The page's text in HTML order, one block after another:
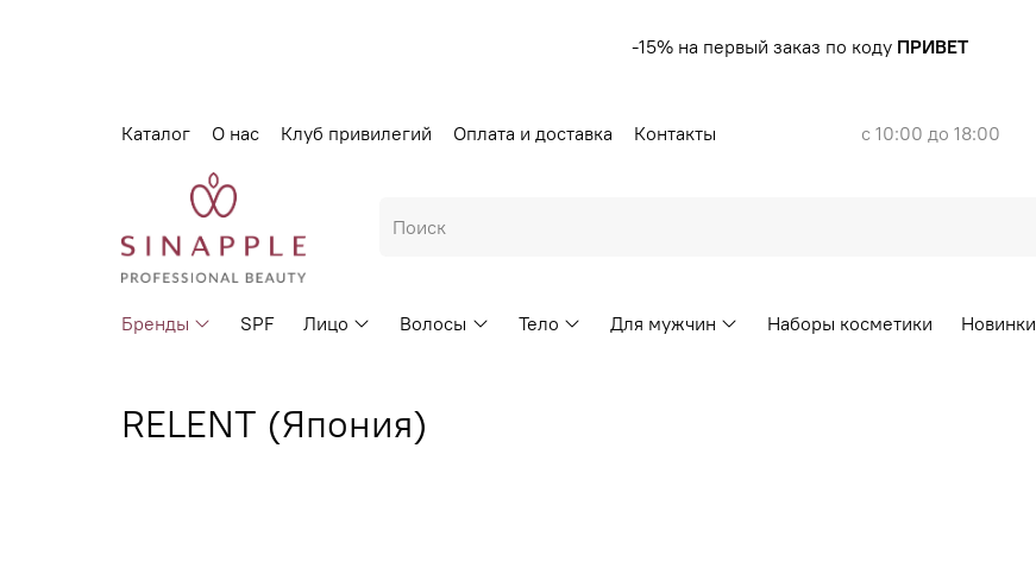
-15% на первый заказ по коду ПРИВЕТ
Каталог О нас Клуб привилегий Оплата и доставка Контакты с 10:00 до 18:00
Бренды SPF Лицо Волосы Тело Для мужчин Наборы косметики Новинки
RELENT (Япония)